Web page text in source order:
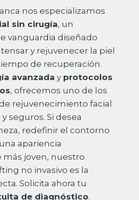
nos especializamos
sin cirugía, un
vanguardia diseñado
y rejuvenecer la piel
de recuperación.
avanzada y protocolos
, ofrecemos uno de los
rejuvenecimiento facial
seguros. Si desea
redefinir el contorno
apariencia
joven, nuestro
no invasivo es la
Solicita ahora tu
de diagnóstico.